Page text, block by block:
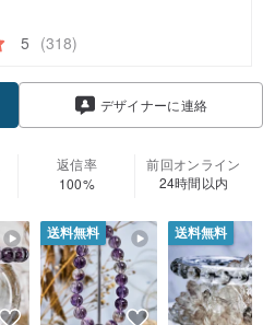
5 (318)
デザイナーに連絡
返信率
100%
前回オンライン
24時間以内
送料無料 送料無料